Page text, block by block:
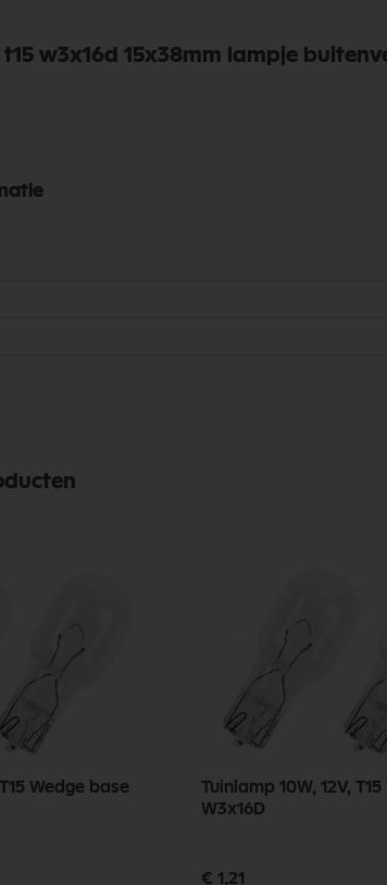
w3x16d 15x38mm lampje
Wedge base
Tuinlamp 10W, 12V,
W3x16D
€ 1,21